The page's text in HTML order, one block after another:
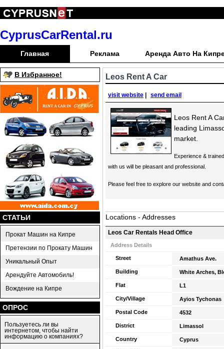
CyprusCarRental.ru
Главная Реклама Аренда Авто На
В Избранное!
СТАТЬИ
Прокат Машин на Кипре
Претензии по Прокату Машин
Уникальный Опыт
Арендуйте Автомобиль!
Вождение на Кипре
ОПРОС
Пользуетесь ли вы
интернетом, чтобы найти
информацию о компаниях?
Leos Rent A Car
visit website send email
Leos Rent A
leading
market.
Experience &
with us will be pleasant and professional.
Please feel free to explore our website and
Locations - Addresses
Leos Car Rentals Head Office
Address Details
Street Amathus Ave.
Building White Arches,
Flat L1
City/Village Ayios Tychonas
Postal Code 4532
District Limassol
Country Cyprus